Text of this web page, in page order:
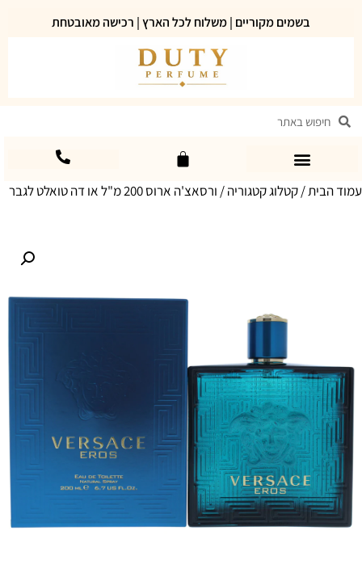
בשמים מקוריים | משלוח לכל הארץ | רכישה מאובטחת
עמוד הבית/קטלוג קטגוריה/ ורסאצ'ה ארוס 200 מ"ל או דה טואלט לגבר